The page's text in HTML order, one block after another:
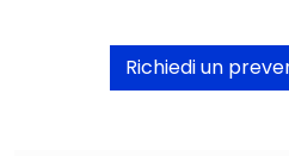
Richiedi un